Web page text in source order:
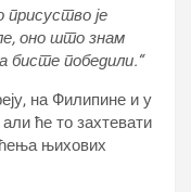
присуство је
оно што знам
бисте победили.“
на Филипине и у
ће то захтевати
њихових